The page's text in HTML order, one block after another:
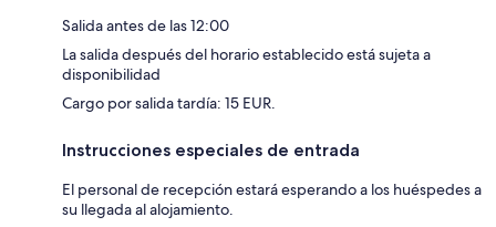
Salida antes de las 12:00
La salida después del horario establecido está sujeta a
disponibilidad
Cargo por salida tardía: 15 EUR.
Instrucciones especiales de entrada
El personal de recepción estará esperando a los huéspedes a
su llegada al alojamiento.